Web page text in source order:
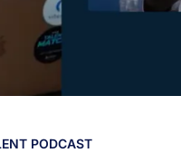
PODCAST